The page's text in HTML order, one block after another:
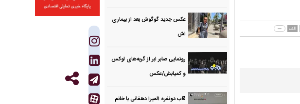
الف
عکس جدید گوگوش بعد از بیماری
اش
رونمایی صابر ابر از گربه‌های لوکس
و کمیابش/عکس
قاب دونفره المیرا دهقانی با خانم